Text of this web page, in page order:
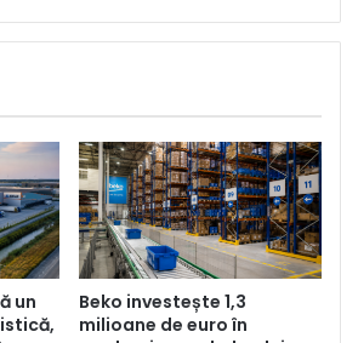
un
Beko investește 1,3
milioane de euro în